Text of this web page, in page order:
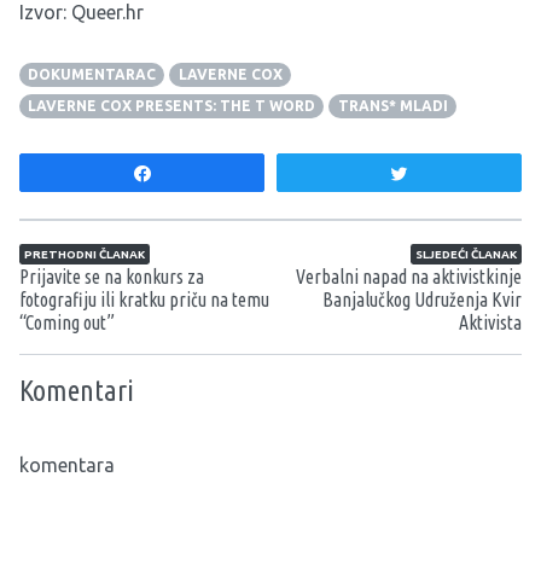
Izvor: Queer.hr
DOKUMENTARAC
LAVERNE COX
LAVERNE COX PRESENTS: THE T WORD
TRANS* MLADI
Navigacija članaka
PRETHODNI ČLANAK
Prijavite se na konkurs za
fotografiju ili kratku priču na temu
“Coming out”
SLJEDEĆI ČLANAK
Verbalni napad na aktivistkinje
Banjalučkog Udruženja Kvir
Aktivista
Komentari
komentara